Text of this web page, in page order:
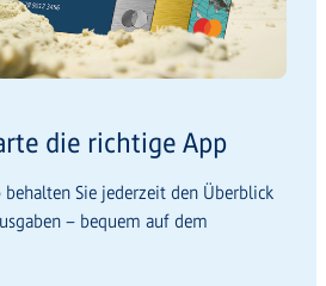
die richtige App
behalten Sie jederzeit den Überblick
– bequem auf dem